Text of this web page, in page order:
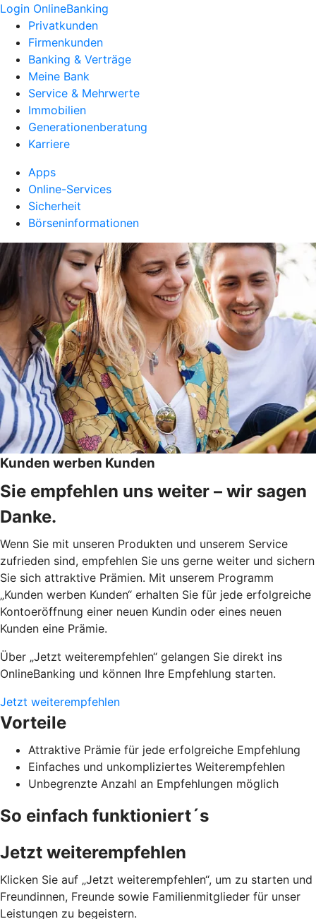
Login OnlineBanking
Privatkunden
Firmenkunden
Banking & Verträge
Meine Bank
Service & Mehrwerte
Immobilien
Generationenberatung
Karriere
Apps
Online-Services
Sicherheit
Börseninformationen
Kunden werben Kunden
Sie empfehlen uns weiter – wir sagen
Danke.
Wenn Sie mit unseren Produkten und unserem Service
zufrieden sind, empfehlen Sie uns gerne weiter und sichern
Sie sich attraktive Prämien. Mit unserem Programm
„Kunden werben Kunden“ erhalten Sie für jede erfolgreiche
Kontoeröffnung einer neuen Kundin oder eines neuen
Kunden eine Prämie.
Über „Jetzt weiterempfehlen“ gelangen Sie direkt ins
OnlineBanking und können Ihre Empfehlung starten.
Jetzt weiterempfehlen
Vorteile
Attraktive Prämie für jede erfolgreiche Empfehlung
Einfaches und unkompliziertes Weiterempfehlen
Unbegrenzte Anzahl an Empfehlungen möglich
So einfach funktioniert´s
Jetzt weiterempfehlen
Klicken Sie auf „Jetzt weiterempfehlen“, um zu starten und
Freundinnen, Freunde sowie Familienmitglieder für unser
Leistungen zu begeistern.